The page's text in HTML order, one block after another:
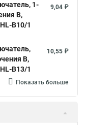
1-
B,
B10/1
9,04 ₽
B,
B13/1
10,55 ₽
Показать больше